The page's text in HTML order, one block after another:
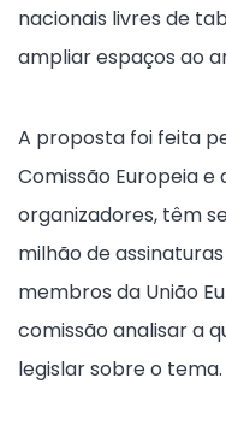
nacionais livres de
ampliar espaços ao
A proposta foi feita
Comissão Europeia e
organizadores, têm
milhão de
membros da União
comissão analisar a
legislar sobre o tema.